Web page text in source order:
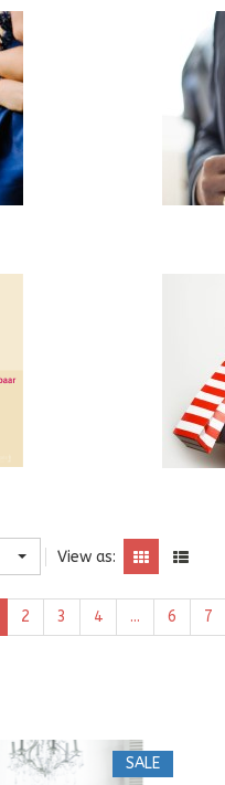
View as:
2 3 4 ... 6 7
SALE